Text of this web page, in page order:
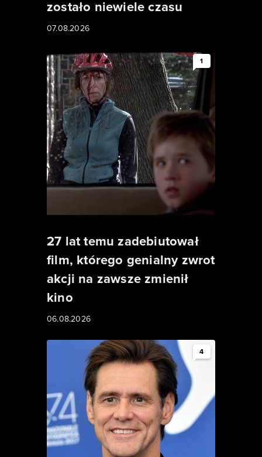
zostało niewiele czasu
07.08.2026
1
27 lat temu zadebiutował
film, którego genialny zwrot
akcji na zawsze zmienił
kino
06.08.2026
4